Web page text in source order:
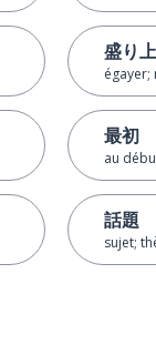
盛り
最初
au
話題
sujet;